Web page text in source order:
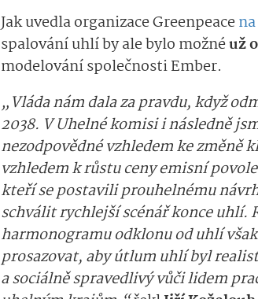
Jak uvedla organizace Greenpeace
spalování uhlí by ale bylo možnéuž
modelování společnosti Ember.
„Vláda nám dala za pravdu, když
2038. V Uhelné komisi i následně
nezodpovědné vzhledem ke změně
vzhledem k růstu ceny emisní
kteří se postavili prouhelnému
schválit rychlejší scénář konce
harmonogramu odklonu od uhlí
prosazovat, aby útlum uhlí byl
a sociálně spravedlivý vůči lidem